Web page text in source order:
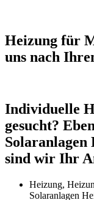
Heizung für
uns nach
Individuelle
gesucht?
Solaranlagen
sind wir Ihr
Heizung,
Solaranlagen